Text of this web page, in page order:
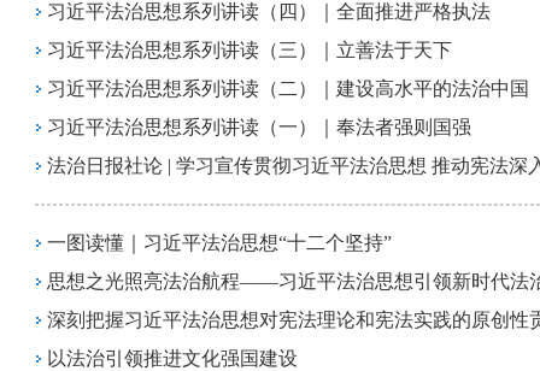
习近平法治思想系列讲读（四）｜全面推进严格执法
习近平法治思想系列讲读（三）｜立善法于天下
习近平法治思想系列讲读（二）｜建设高水平的法治中国
习近平法治思想系列讲读（一）｜奉法者强则国强
法治日报社论 | 学习宣传贯彻习近平法治思想 推动宪法深
一图读懂｜习近平法治思想“十二个坚持”
思想之光照亮法治航程——习近平法治思想引领新时代法
深刻把握习近平法治思想对宪法理论和宪法实践的原创性
以法治引领推进文化强国建设